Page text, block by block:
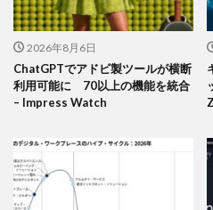
2026年8月6日
ChatGPTでアドビ製ツールが横断
利用可能に 70以上の機能を統合
– Impress Watch